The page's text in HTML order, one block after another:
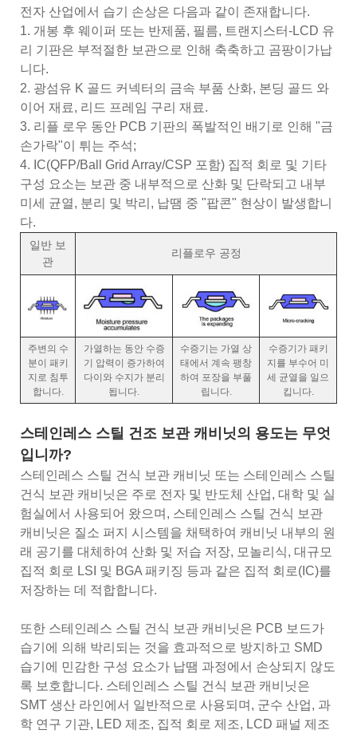
전자 산업에서 습기 손상은 다음과 같이 존재합니다.
1. 개봉 후 웨이퍼 또는 반제품, 필름, 트랜지스터-LCD 유
리 기판은 부적절한 보관으로 인해 축축하고 곰팡이가납
니다.
2. 광섬유 K 골드 커넥터의 금속 부품 산화, 본딩 골드 와
이어 재료, 리드 프레임 구리 재료.
3. 리플 로우 동안 PCB 기판의 폭발적인 배기로 인해 "금
손가락"이 튀는 주석;
4. IC(QFP/Ball Grid Array/CSP 포함) 집적 회로 및 기타
구성 요소는 보관 중 내부적으로 산화 및 단락되고 내부
미세 균열, 분리 및 박리, 납땜 중 "팝콘" 현상이 발생합니
다.
일반 보
관
리플로우 공정
주변의 수
분이 패키
지로 침투
합니다.
가열하는 동안 수증
기 압력이 증가하여
다이와 수지가 분리
됩니다.
수증기는 가열 상
태에서 계속 팽창
하여 포장을 부풀
립니다.
수증기가 패키
지를 부수어 미
세 균열을 일으
킵니다.
스테인레스 스틸 건조 보관 캐비닛의 용도는 무엇
입니까?
스테인레스 스틸 건식 보관 캐비닛 또는 스테인레스 스틸
건식 보관 캐비닛은 주로 전자 및 반도체 산업, 대학 및 실
험실에서 사용되어 왔으며, 스테인레스 스틸 건식 보관
캐비닛은 질소 퍼지 시스템을 채택하여 캐비닛 내부의 원
래 공기를 대체하여 산화 및 저습 저장, 모놀리식, 대규모
집적 회로 LSI 및 BGA 패키징 등과 같은 집적 회로(IC)를
저장하는 데 적합합니다.
또한 스테인레스 스틸 건식 보관 캐비닛은 PCB 보드가
습기에 의해 박리되는 것을 효과적으로 방지하고 SMD
습기에 민감한 구성 요소가 납땜 과정에서 손상되지 않도
록 보호합니다. 스테인레스 스틸 건식 보관 캐비닛은
SMT 생산 라인에서 일반적으로 사용되며, 군수 산업, 과
학 연구 기관, LED 제조, 집적 회로 제조, LCD 패널 제조